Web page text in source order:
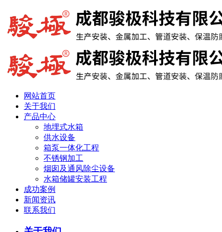
网站首页
关于我们
产品中心
地埋式水箱
供水设备
箱泵一体化工程
不锈钢加工
烟囱及通风除尘设备
水箱储罐安装工程
成功案例
新闻资讯
联系我们